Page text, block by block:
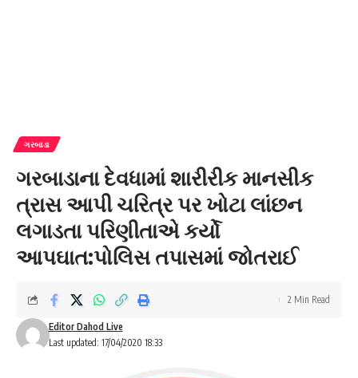
ગરબાડા
ગરબાડાના દેવધામાં શારીરીક માનસીક
ત્રાસ આપી ચરિત્ર પર ખોટા લાંછન
લગાડતા પરિણીતાએ કર્યો
આપઘાત:પોલિસ તપાસમાં જોતરાઈ
Last updated: 17/04/2020 18:33
Editor Dahod Live
2 Min Read